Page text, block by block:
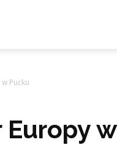
Pucku
Europy w